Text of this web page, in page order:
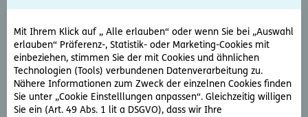
Mit Ihrem Klick auf „ Alle erlauben“ oder wenn Sie bei „Auswahl
erlauben“ Präferenz-, Statistik- oder Marketing-Cookies mit
einbeziehen, stimmen Sie der mit Cookies und ähnlichen
Technologien (Tools) verbundenen Datenverarbeitung zu.
Nähere Informationen zum Zweck der einzelnen Cookies finden
Sie unter „Cookie Einstelllungen anpassen“. Gleichzeitig willigen
Sie ein (Art. 49 Abs. 1 lit a DSGVO), dass wir Ihre
Rechtsberatung